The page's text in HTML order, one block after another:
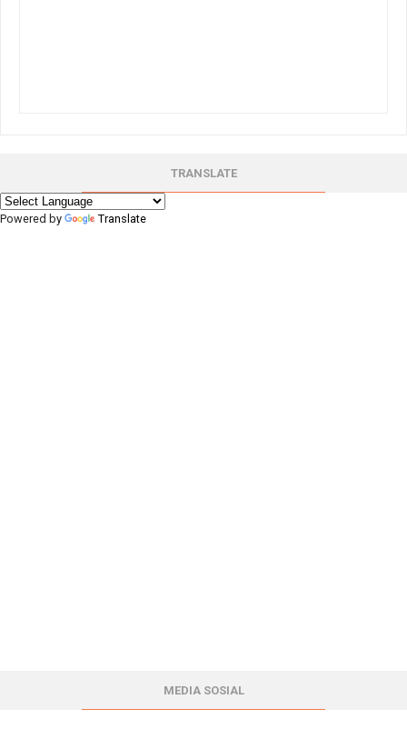
TRANSLATE
Powered by Translate
MEDIA SOSIAL